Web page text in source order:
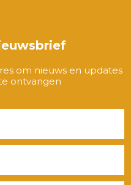
om nieuws en updates
ontvangen